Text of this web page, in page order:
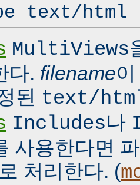
text/
MultiViews
다. filename
된 text/
Includes나
사용한다면
처리한다. (